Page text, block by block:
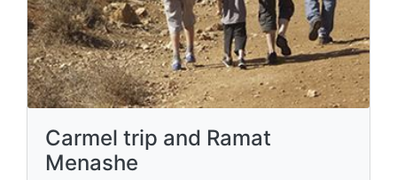
Carmel trip and Ramat
Menashe